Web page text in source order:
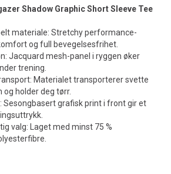
Shadow Graphic Short Sleeve Tee
materiale: Stretchy performance-
og full bevegelsesfrihet.
Jacquard mesh-panel i ryggen øker
trening.
Materialet transporterer svette
og holder deg tørr.
Sesongbasert grafisk print i front gir et
valg: Laget med minst 75 %